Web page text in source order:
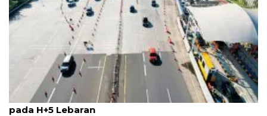
Sebanyak 1,4 juta kendaraan kembali ke Jabotabek
pada H+5 Lebaran